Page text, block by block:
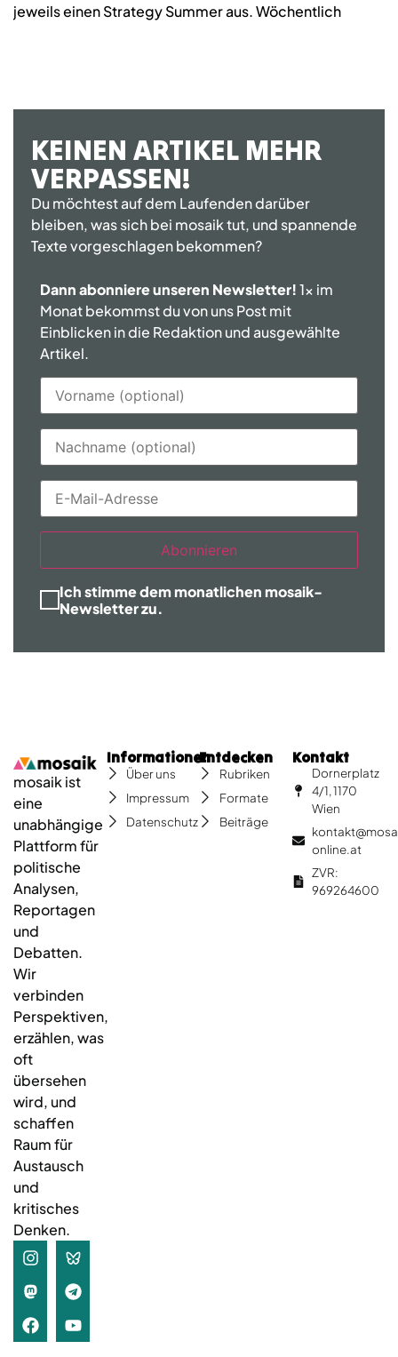
jeweils einen Strategy Summer aus. Wöchentlich
KEINEN ARTIKEL MEHR
VERPASSEN!
Du möchtest auf dem Laufenden darüber
bleiben, was sich bei mosaik tut, und spannende
Texte vorgeschlagen bekommen?
Dann abonniere unseren Newsletter!1x im
Monat bekommst du von uns Post mit
Einblicken in die Redaktion und ausgewählte
Artikel.
Abonnieren
Ich stimme dem monatlichen mosaik-
Newsletter zu.
mosaik ist
eine
unabhängige
Plattform für
politische
Analysen,
Reportagen
und
Debatten.
Wir
verbinden
Perspektiven,
erzählen, was
oft
übersehen
wird, und
schaffen
Raum für
Austausch
und
kritisches
Denken.
Informationen
Über uns
Impressum
Datenschutz
Entdecken
Rubriken
Formate
Beiträge
Kontakt
Dornerplatz
4/1, 1170
Wien
online.at
ZVR:
969264600